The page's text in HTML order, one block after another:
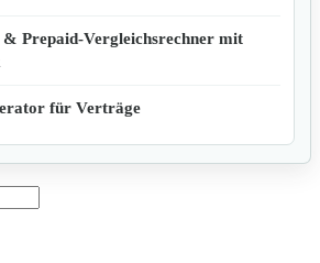
Prepaid-Vergleichsrechner mit
für Verträge